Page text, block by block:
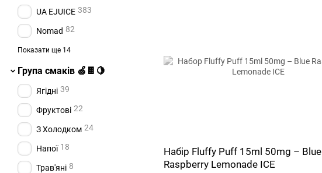
Набір Fluffy Puff 15ml 50mg – Blue
Raspberry Lemonade ICE
UA EJUICE 383
Nomad 82
Hype 225
Punch 40
3GER 68
Alchemist Salt
Fluffy Puff 60
White Noise
Phantom 28
Показати ще 14
Група смаків 🍏🍫🍋
Ягідні 39
Фруктові 22
З Холодком 24
Напої 18
Трав'яні 8